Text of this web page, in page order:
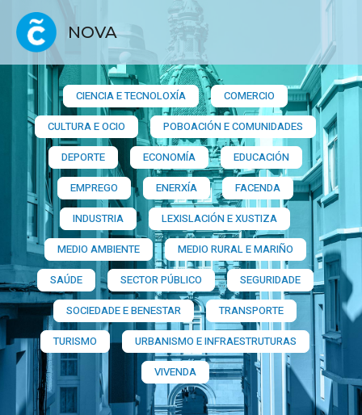
NOVA
CIENCIA E TECNOLOXÍA
COMERCIO
CULTURA E OCIO
POBOACIÓN E COMUNIDADES
DEPORTE
ECONOMÍA
EDUCACIÓN
EMPREGO
ENERXÍA
FACENDA
INDUSTRIA
LEXISLACIÓN E XUSTIZA
MEDIO AMBIENTE
MEDIO RURAL E MARIÑO
SAÚDE
SECTOR PÚBLICO
SEGURIDADE
SOCIEDADE E BENESTAR
TRANSPORTE
TURISMO
URBANISMO E INFRAESTRUTURAS
VIVENDA